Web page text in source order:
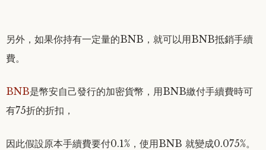
另外，如果你持有一定量的BNB，就可以用BNB抵銷手續
費。
BNB是幣安自己發行的加密貨幣，用BNB繳付手續費時可
有75折的折扣，
因此假設原本手續費要付0.1%，使用BNB 就變成0.075%。